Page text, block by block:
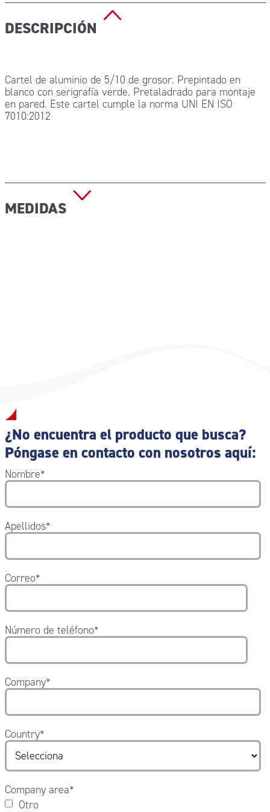
DESCRIPCIÓN
Cartel de aluminio de 5/10 de grosor. Prepintado en
blanco con serigrafía verde. Pretaladrado para montaje
en pared. Este cartel cumple la norma UNI EN ISO
7010:2012
MEDIDAS
¿No encuentra el producto que busca?
Póngase en contacto con nosotros aquí:
Nombre*
Apellidos*
Correo*
Número de teléfono*
Company*
Country*
Company area*
Otro